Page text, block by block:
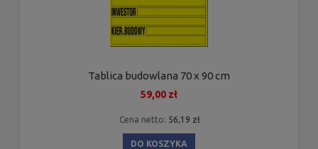
Tablica budowlana 70 x 90 cm
59,00 zł
Cena netto: 56,19 zł
DO KOSZYKA